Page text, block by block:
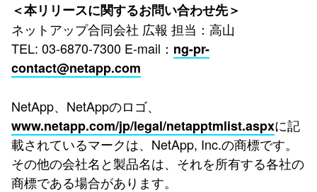
＜本リリースに関するお問い合わせ先＞
ネットアップ合同会社 広報 担当：高山
TEL: 03-6870-7300 E-mail： ng-pr-
contact@netapp.com
NetApp、NetAppのロゴ、
www.netapp.com/jp/legal/netapptmlist.aspxに記
載されているマークは、NetApp, Inc.の商標です。
その他の会社名と製品名は、それを所有する各社の
商標である場合があります。